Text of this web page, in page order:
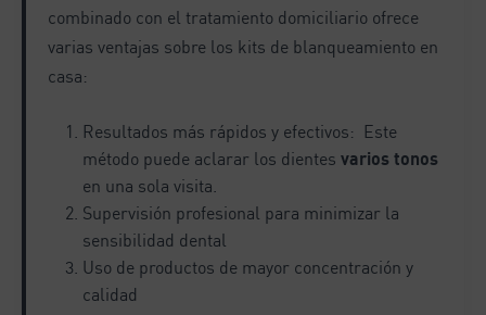
combinado con el tratamiento domiciliario ofrece
varias ventajas sobre los kits de blanqueamiento en
casa:
Resultados más rápidos y efectivos: Este
método puede aclarar los dientes varios tonos
en una sola visita.
Supervisión profesional para minimizar la
sensibilidad dental
Uso de productos de mayor concentración y
calidad